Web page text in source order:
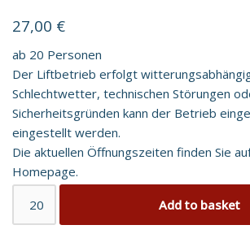
27,00 €
ab 20 Personen
Der Liftbetrieb erfolgt
Schlechtwetter, technischen Störungen
Sicherheitsgründen kann der Betrieb
eingestellt werden.
Die aktuellen Öffnungszeiten finden Sie
Homepage.
Add to basket